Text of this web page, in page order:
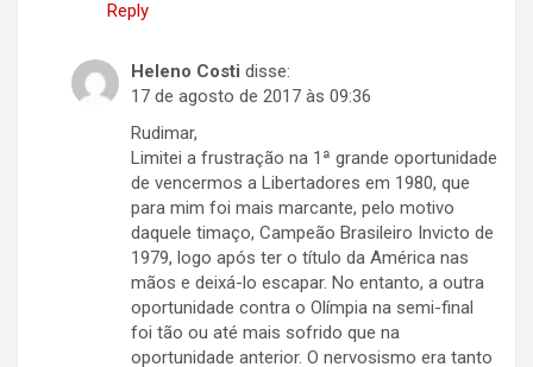
Reply
Heleno Costi disse:
17 de agosto de 2017 às 09:36
Rudimar,
Limitei a frustração na 1ª grande oportunidade
de vencermos a Libertadores em 1980, que
para mim foi mais marcante, pelo motivo
daquele timaço, Campeão Brasileiro Invicto de
1979, logo após ter o título da América nas
mãos e deixá-lo escapar. No entanto, a outra
oportunidade contra o Olímpia na semi-final
foi tão ou até mais sofrido que na
oportunidade anterior. O nervosismo era tanto